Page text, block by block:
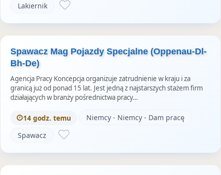
Lakiernik
Spawacz Mag Pojazdy Specjalne (Oppenau-Dl-
Bh-De)
Agencja Pracy Koncepcja organizuje zatrudnienie w kraju i za
granicą już od ponad 15 lat. Jest jedną z najstarszych stażem firm
działających w branży pośrednictwa pracy…
14 godz. temu
Niemcy - Niemcy - Dam pracę
Spawacz